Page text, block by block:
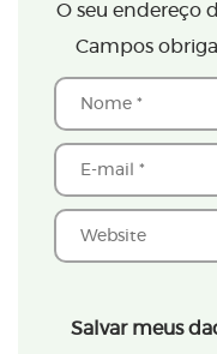
O seu endereço
Campos
Salvar meus